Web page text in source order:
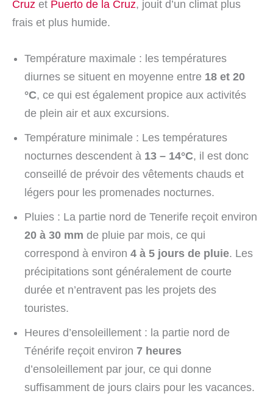
Cruz et Puerto de la Cruz, jouit d’un climat plus
frais et plus humide.
Température maximale : les températures
diurnes se situent en moyenne entre 18 et 20
°C, ce qui est également propice aux activités
de plein air et aux excursions.
Température minimale : Les températures
nocturnes descendent à 13 – 14°C, il est donc
conseillé de prévoir des vêtements chauds et
légers pour les promenades nocturnes.
Pluies : La partie nord de Tenerife reçoit environ
20 à 30 mm de pluie par mois, ce qui
correspond à environ 4 à 5 jours de pluie. Les
précipitations sont généralement de courte
durée et n’entravent pas les projets des
touristes.
Heures d’ensoleillement : la partie nord de
Ténérife reçoit environ 7 heures
d’ensoleillement par jour, ce qui donne
suffisamment de jours clairs pour les vacances.